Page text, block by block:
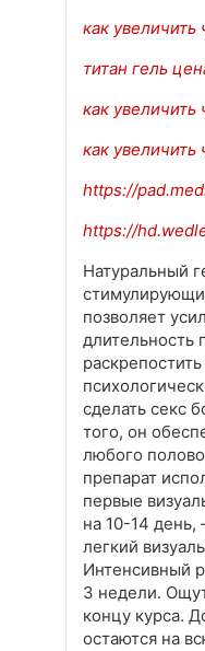
как увеличить
титан гель
как
как увеличить
https://
https://
Натуральный
позволяет
длительность
сделать секс
того, он
любого
препарат
первые
на 10-14 день,
легкий
Интенсивный
3 недели.
концу курса.
остаются на